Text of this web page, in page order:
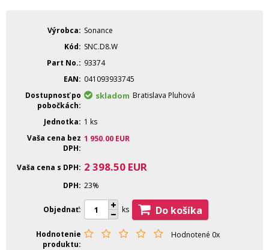
Výrobca
Sonance
Kód
SNC.D8.W
Part No.
93374
EAN
041093933745
Dostupnosť po
pobočkách
skladom Bratislava Pluhová
Jednotka
1 ks
Vaša cena bez
DPH
1 950.00 EUR
Vaša cena s DPH 2 398.50 EUR
DPH 23%
Objednať ks Do košíka
Hodnotenie
produktu
Hodnotené 0x